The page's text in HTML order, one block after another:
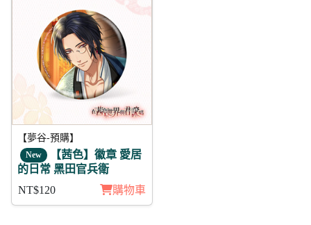
【夢谷-預購】
New 【茜色】徽章 愛居
的日常 黑田官兵衛
NT$120
購物車